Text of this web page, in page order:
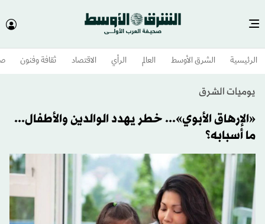
الرئيسية الشرق الأوسط​ العالم الرأي الاقتصاد ثقافة وفنون
يوميات الشرق
«الإرهاق الأبوي»... خطر يهدد الوالدين والأطفال...
ما أسبابه؟